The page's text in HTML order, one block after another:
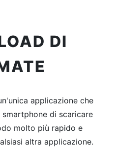
DI
applicazione che
di scaricare
molto più rapido e
altra applicazione.